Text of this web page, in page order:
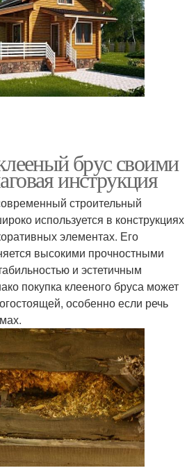
брус своими
инструкция
строительный
используется в конструкциях
элементах. Его
высокими прочностными
и эстетичным
покупка клееного бруса может
особенно если речь